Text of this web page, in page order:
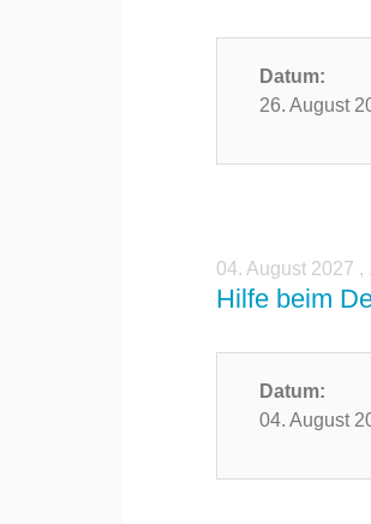
Datum:
26. August
04. August 2027 ,
Hilfe beim
Datum:
04. August